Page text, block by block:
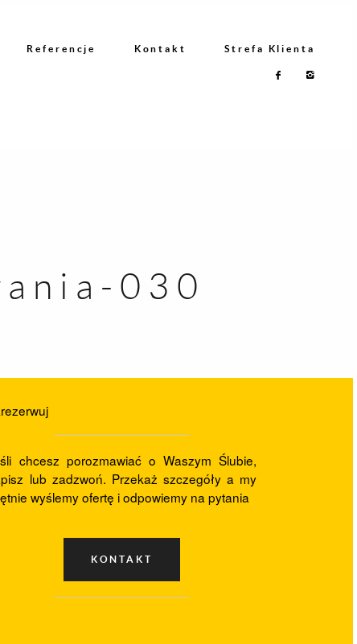
Referencje Kontakt Strefa Klienta
030
chcesz porozmawiać o Waszym Ślubie,
lub zadzwoń. Przekaż szczegóły a my
wyślemy ofertę i odpowiemy na pytania